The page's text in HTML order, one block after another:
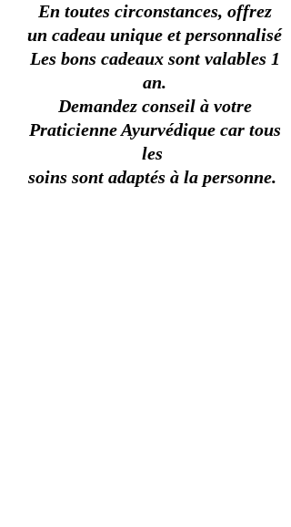
En toutes circonstances, offrez
un cadeau unique et personnalisé
Les bons cadeaux sont valables 1
an.
Demandez conseil à votre
Praticienne Ayurvédique car tous
les
soins sont adaptés à la personne.